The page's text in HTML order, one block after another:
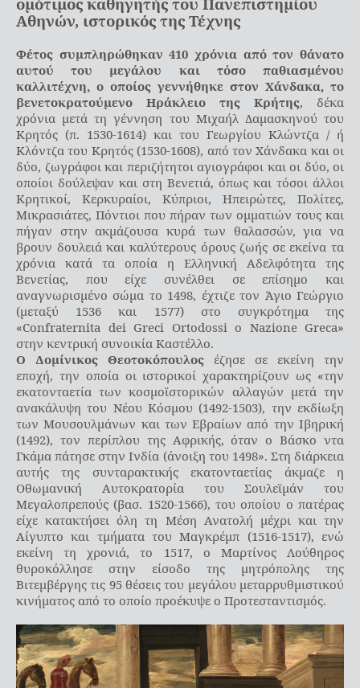
Αθηνών, ιστορικός της Τέχνης
Φέτος συμπληρώθηκαν 410 χρόνια από τον θάνατο
αυτού του μεγάλου και τόσο παθιασμένου
καλλιτέχνη, ο οποίος γεννήθηκε στον Χάνδακα, το
βενετοκρατούμενο Ηράκλειο της Κρήτης, δέκα
χρόνια μετά τη γέννηση του Μιχαήλ Δαμασκηνού του
Κρητός (π. 1530-1614) και του Γεωργίου Κλώντζα / ή
Κλόντζα του Κρητός (1530-1608), από τον Χάνδακα και οι
δύο, ζωγράφοι και περιζήτητοι αγιογράφοι και οι δύο, οι
οποίοι δούλεψαν και στη Βενετιά, όπως και τόσοι άλλοι
Κρητικοί, Κερκυραίοι, Κύπριοι, Ηπειρώτες, Πολίτες,
Μικρασιάτες, Πόντιοι που πήραν των ομματιών τους και
πήγαν στην ακμάζουσα κυρά των θαλασσών, για να
βρουν δουλειά και καλύτερους όρους ζωής σε εκείνα τα
χρόνια κατά τα οποία η Ελληνική Αδελφότητα της
Βενετίας, που είχε συνέλθει σε επίσημο και
αναγνωρισμένο σώμα το 1498, έχτιζε τον Άγιο Γεώργιο
(μεταξύ 1536 και 1577) στο συγκρότημα της
«Confraternita dei Greci Ortodossi o Nazione Greca»
στην κεντρική συνοικία Καστέλλο.
Ο Δομίνικος Θεοτοκόπουλος έζησε σε εκείνη την
εποχή, την οποία οι ιστορικοί χαρακτηρίζουν ως «την
εκατονταετία των κοσμοϊστορικών αλλαγών μετά την
ανακάλυψη του Νέου Κόσμου (1492-1503), την εκδίωξη
των Μουσουλμάνων και των Εβραίων από την Ιβηρική
(1492), τον περίπλου της Αφρικής, όταν ο Βάσκο ντα
Γκάμα πάτησε στην Ινδία (άνοιξη του 1498». Στη διάρκεια
αυτής της συνταρακτικής εκατονταετίας άκμαζε η
Οθωμανική Αυτοκρατορία του Σουλεϊμάν του
Μεγαλοπρεπούς (βασ. 1520-1566), του οποίου ο πατέρας
είχε κατακτήσει όλη τη Μέση Ανατολή μέχρι και την
Αίγυπτο και τμήματα του Μαγκρέμπ (1516-1517), ενώ
εκείνη τη χρονιά, το 1517, ο Μαρτίνος Λούθηρος
θυροκόλλησε στην είσοδο της μητρόπολης της
Βιτεμβέργης τις 95 θέσεις του μεγάλου μεταρρυθμιστικού
κινήματος από το οποίο προέκυψε ο Προτεσταντισμός.